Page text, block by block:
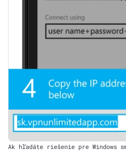
Ak hľadáte riešenie pre Windows